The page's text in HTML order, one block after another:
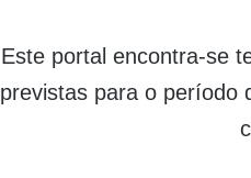
Este portal encontra-se
previstas para o período